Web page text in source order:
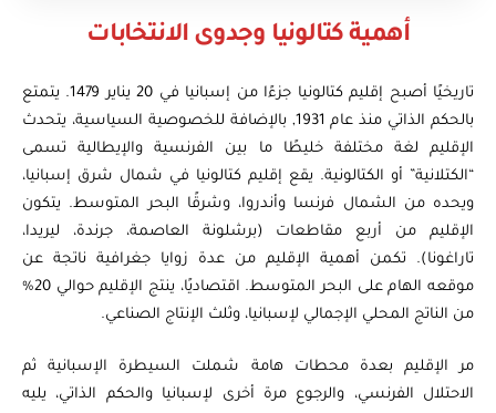
أهمية كتالونيا وجدوى الانتخابات
تاريخيًا أصبح إقليم كتالونيا جزءًا من إسبانيا في 20 يناير 1479. يتمتع
بالحكم الذاتي منذ عام 1931, بالإضافة للخصوصية السياسية، يتحدث
الإقليم لغة مختلفة خليطًا ما بين الفرنسية والإيطالية تسمى
“الكتلانية” أو الكتالونية. يقع إقليم كتالونيا في شمال شرق إسبانيا،
ويحده من الشمال فرنسا وأندروا، وشرقًا البحر المتوسط. يتكون
الإقليم من أربع مقاطعات (برشلونة العاصمة، جرندة، ليريدا،
تاراغونا). تكمن أهمية الإقليم من عدة زوايا جغرافية ناتجة عن
موقعه الهام على البحر المتوسط. اقتصاديًا، ينتج الإقليم حوالي 20%
من الناتج المحلي الإجمالي لإسبانيا، وثلث الإنتاج الصناعي.
مر الإقليم بعدة محطات هامة شملت السيطرة الإسبانية ثم
الاحتلال الفرنسي، والرجوع مرة أخرى لإسبانيا والحكم الذاتي، يليه